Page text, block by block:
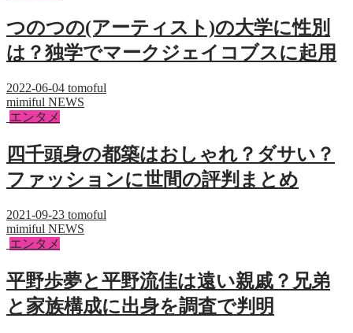
つのつの(アーティスト)の大学に性別
は？独学でマークジェイコブスに起用
2022-06-04 tomoful
mimiful NEWS
エンタメ
四千頭身の都築はおしゃれ？ダサい？
ファッションに世間の評判まとめ
2021-09-23 tomoful
mimiful NEWS
エンタメ
平野歩夢と平野流佳は遠い親戚？兄弟
と家族構成に出身を調査で判明